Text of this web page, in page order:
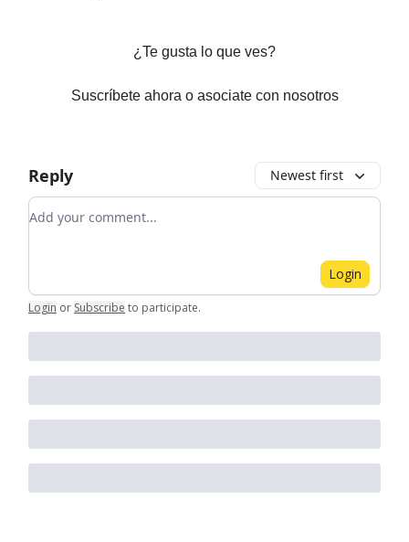
¿Te gusta lo que ves?
Suscríbete ahora o asociate con nosotros
Reply Newest first
Add your comment
Login
Login or Subscribe to participate.